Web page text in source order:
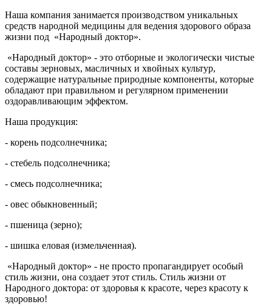
Наша компания занимается производством уникальных
средств народной медицины для ведения здорового образа
жизни под «Народный доктор».
«Народный доктор» - это отборные и экологически чистые
составы зерновых, масличных и хвойных культур,
содержащие натуральные природные компоненты, которые
обладают при правильном и регулярном применении
оздоравливающим эффектом.
Наша продукция:
- корень подсолнечника;
- стебель подсолнечника;
- смесь подсолнечника;
- овес обыкновенный;
- пшеница (зерно);
- шишка еловая (измельченная).
«Народный доктор» - не просто пропагандирует особый
стиль жизни, она создает этот стиль. Стиль жизни от
Народного доктора: от здоровья к красоте, через красоту к
здоровью!